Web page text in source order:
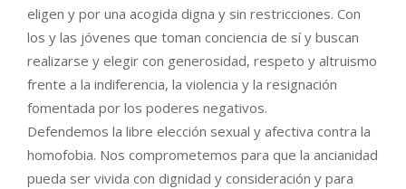
eligen y por una acogida digna y sin restricciones. Con
los y las jóvenes que toman conciencia de sí y buscan
realizarse y elegir con generosidad, respeto y altruismo
frente a la indiferencia, la violencia y la resignación
fomentada por los poderes negativos.
Defendemos la libre elección sexual y afectiva contra la
homofobia. Nos comprometemos para que la ancianidad
pueda ser vivida con dignidad y consideración y para